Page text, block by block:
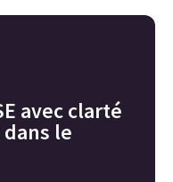
avec clarté
le